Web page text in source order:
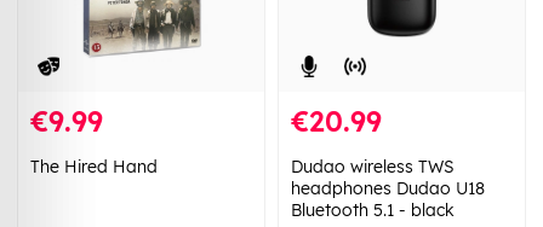
€9.99
The Hired Hand
€20.99
Dudao wireless TWS
headphones Dudao U18
Bluetooth 5.1 - black